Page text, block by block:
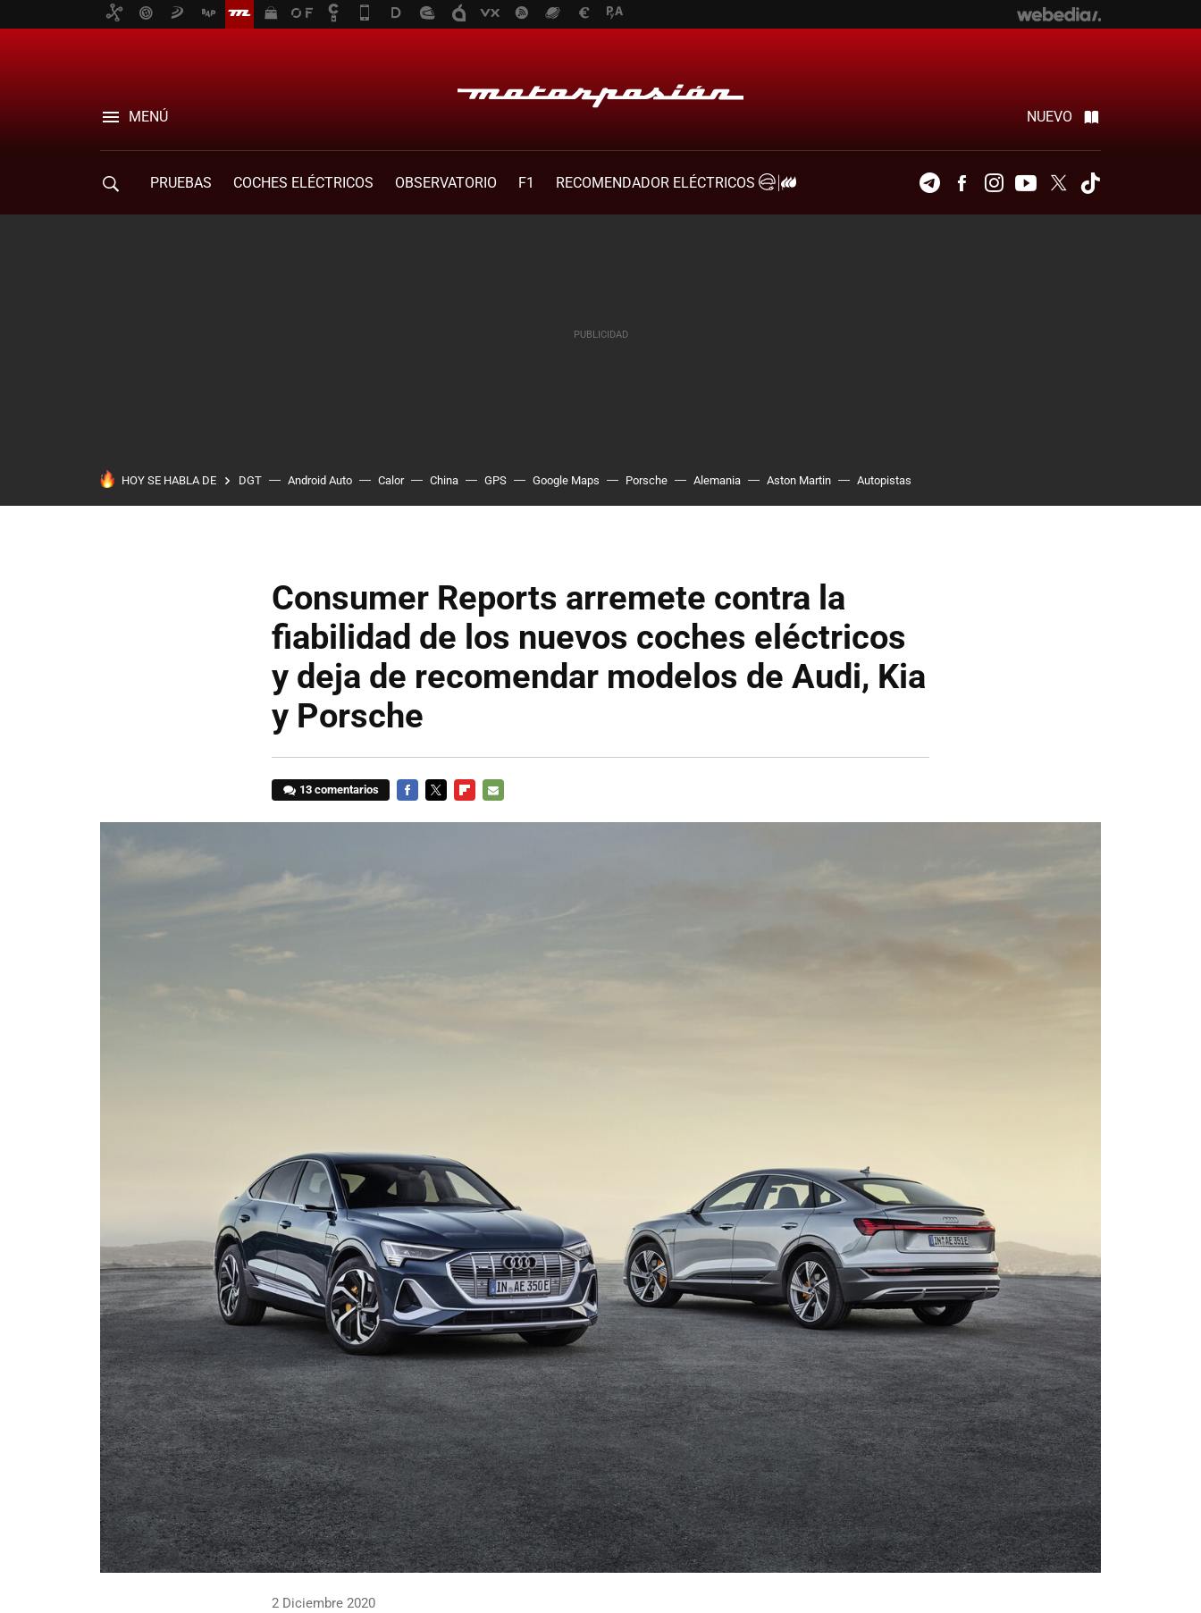
MENÚ NUEVO
PRUEBAS COCHES ELÉCTRICOS OBSERVATORIO F1
RECOMENDADOR ELÉCTRICOS
TelegramFacebookInstagramYoutubeTwitter
HOY SE HABLA DE DGT Android Auto Calor China GPS Google Maps Porsche Alemania Aston Martin Autopistas
Consumer Reports arremete contra la
fiabilidad de los nuevos coches eléctricos
y deja de recomendar modelos de Audi, Kia
y Porsche
13 comentarios
2 Diciembre 2020